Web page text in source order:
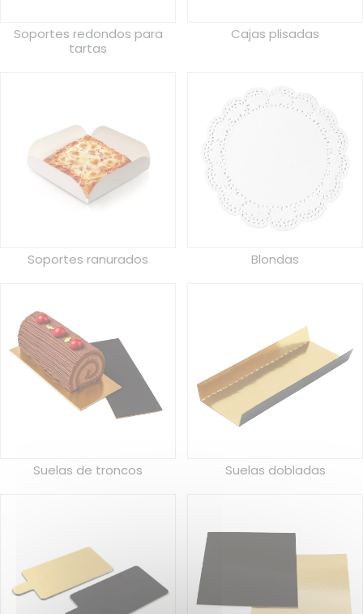
Soportes redondos para
tartas
Cajas plisadas
Soportes ranurados Blondas
Suelas de troncos Suelas dobladas